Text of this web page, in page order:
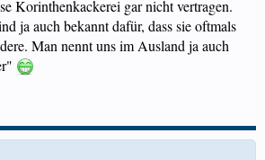
Korinthenkackerei gar nicht vertragen.
ja auch bekannt dafür, dass sie oftmals
Man nennt uns im Ausland ja auch